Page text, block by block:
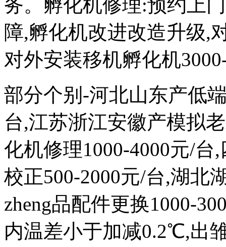
务。孵化机修理:预约上
障,孵化机改进改造升级,
对外安装移机孵化机
部分个别-河北山东产低
台,江苏浙江安徽产模拟
化机修理1000-4000元/
校正500-2000元/台,湖北
zheng品配件更换1000-
内温差小于加减0.2℃,出